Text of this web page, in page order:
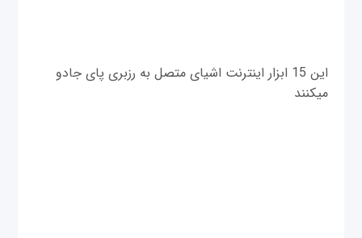
این 15 ابزار اینترنت اشیای متصل به رزبری پای جادو
می‎کنند